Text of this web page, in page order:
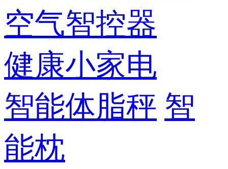
空气智控器
健康小家电
智能体脂秤 智
能枕